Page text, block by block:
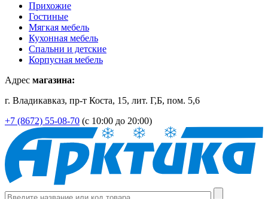
Прихожие
Гостиные
Мягкая мебель
Кухонная мебель
Спальни и детские
Корпусная мебель
Адрес магазина:
г. Владикавказ, пр-т Коста, 15, лит. Г,Б, пом. 5,6
+7 (8672) 55-08-70 (с 10:00 до 20:00)